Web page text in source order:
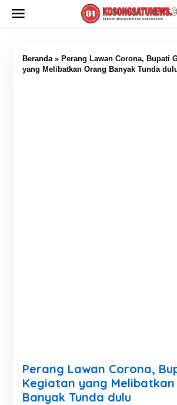
Beranda» Perang Lawan Corona, Bupati
yang Melibatkan Orang Banyak Tunda
Perang Lawan Corona,
Kegiatan yang
Banyak Tunda dulu